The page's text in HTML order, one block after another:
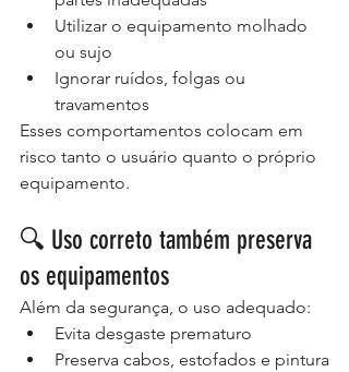
Utilizar o equipamento molhado
ou sujo
Ignorar ruídos, folgas ou
travamentos
Esses comportamentos colocam em
risco tanto o usuário quanto o próprio
equipamento.
🔍 Uso correto também preserva
os equipamentos
Além da segurança, o uso adequado:
Evita desgaste prematuro
Preserva cabos, estofados e pintura